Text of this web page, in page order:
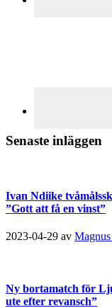
Senaste inläggen
Ivan Ndiike
”Gott att få en vinst”
2023-04-29 av
Ny bortamatch för
ute efter revansch”